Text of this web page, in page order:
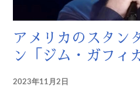
アメリカのスタン
ン「ジム・ガフィ
2023年11月2日